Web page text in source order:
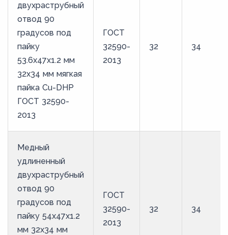
двухраструбный
отвод 90
градусов под
пайку
53.6х47х1.2 мм
32х34 мм мягкая
пайка Cu-DHP
ГОСТ 32590-
2013
ГОСТ
32590-
2013
32 34
Медный
удлиненный
двухраструбный
отвод 90
градусов под
пайку 54х47х1.2
мм 32х34 мм
ГОСТ
32590-
2013
32 34